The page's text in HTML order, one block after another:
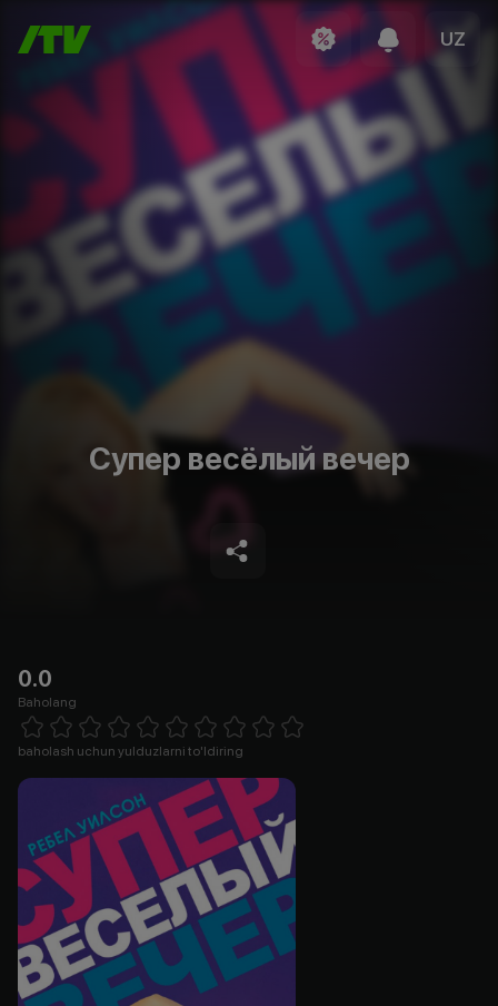
UZ
Супер весёлый вечер
0.0
Baholang
1 Star 2 Stars 3 Stars 4 Stars5 Stars 6 Stars7 Stars8 Stars
baholash uchun yulduzlarni to'ldiring